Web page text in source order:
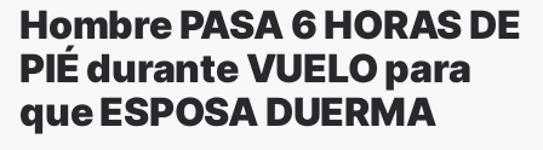
Hombre PASA 6 HORAS DE
PIÉ durante VUELO para
que ESPOSA DUERMA